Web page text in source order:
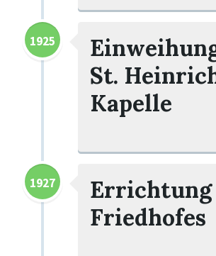
1925
St.
Kapelle
1927
Errichtung
Friedhofes